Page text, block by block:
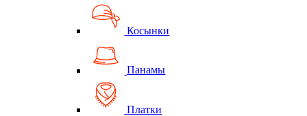
Косынки
Панамы
Платки